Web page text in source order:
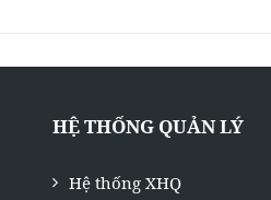
HỆ THỐNG QUẢN LÝ
Hệ thống XHQ